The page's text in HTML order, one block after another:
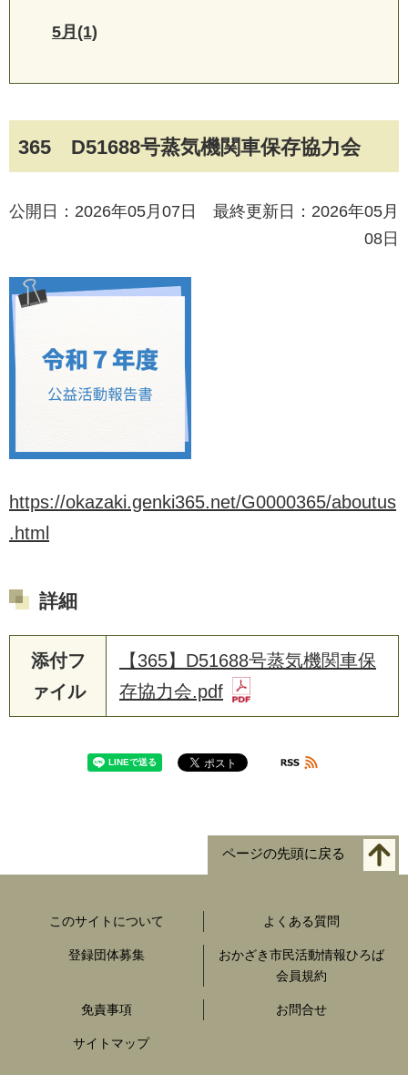
365 D51688号蒸気機関車保存協力会
公開日：2026年05月07日 最終更新日：2026年05月
08日
https://okazaki.genki365.net/G0000365/aboutus
.html
詳細
添付フ
ァイル
【365】D51688号蒸気機関車保
存協力会.pdf
5月(1)
ページの先頭に戻る
このサイトについて よくある質問
登録団体募集
おかざき市民活動情報ひろば
会員規約
免責事項 お問合せ
サイトマップ